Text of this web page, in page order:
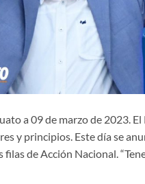
a 09 de marzo de 2023.
y principios. Este día se
filas de Acción Nacional.